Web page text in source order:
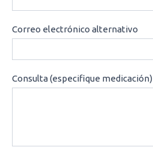
Correo electrónico alternativo
Consulta (especifique medicación)